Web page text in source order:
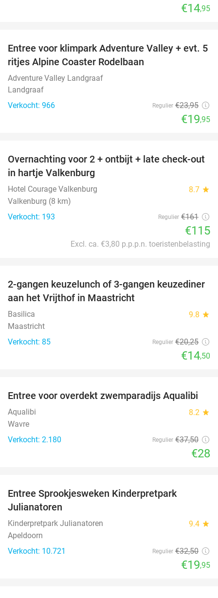
€14,95
17%
Entree voor klimpark Adventure Valley + evt. 5
ritjes Alpine Coaster Rodelbaan
Adventure Valley Landgraaf
Landgraaf
Verkocht: 966
Regulier €23,95
€19,95
29%
Overnachting voor 2 + ontbijt + late check-out
in hartje Valkenburg
Hotel Courage Valkenburg 8.7 star
Valkenburg (8 km)
Verkocht: 193
Regulier €161
€115
Excl. ca. €3,80 p.p.p.n. toeristenbelasting
28%
2-gangen keuzelunch of 3-gangen keuzediner
aan het Vrijthof in Maastricht
Basilica 9.8 star
Maastricht
Verkocht: 85
Regulier €20,25
€14,50
25%
Entree voor overdekt zwemparadijs Aqualibi
Aqualibi 8.2 star
Wavre
Verkocht: 2.180
Regulier €37,50
€28
Entree Sprookjesweken Kinderpretpark
Julianatoren
Kinderpretpark Julianatoren 9.4 star
Apeldoorn
Verkocht: 10.721
Regulier €32,50
€19,95